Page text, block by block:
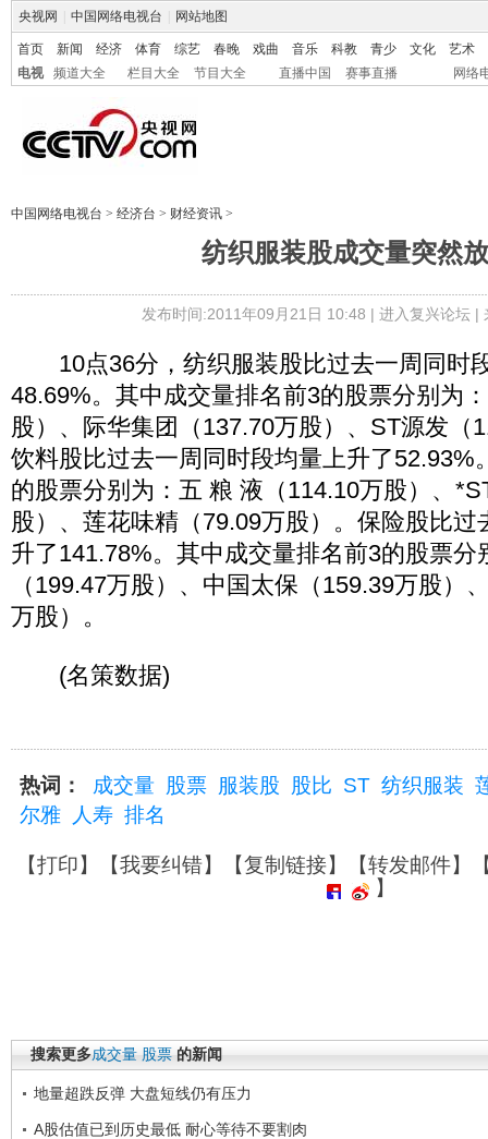
央视网 中国网络电视台 网站地图
首页 新闻 经济 体育 综艺 春晚 戏曲 音乐 科教 青少 文化
艺术
电视
频道大全 栏目大全 节目大全 直播中国 赛事直播 网络
中国网络电视台 > 经济台 > 财经资讯 >
纺织服装股成交量突然
发布时间:2011年09月21日 10:48 | 进入复兴论坛|
10点36分，纺织服装股比过去一周同时
48.69%。其中成交量排名前3的股票分别为
股）、际华集团（137.70万股）、ST源发（
饮料股比过去一周同时段均量上升了52.93%
的股票分别为：五 粮 液（114.10万股）、
股）、莲花味精（79.09万股）。保险股比过
升了141.78%。其中成交量排名前3的股票分
（199.47万股）、中国太保（159.39万股）
万股）。
(名策数据)
热词： 成交量 股票 服装股 股比 ST 纺织服装
尔雅
人寿 排名
【打印】【我要纠错】【复制链接】【转发邮件】
】
搜索更多成交量 股票 的新闻
地量超跌反弹 大盘短线仍有压力
A股估值已到历史最低 耐心等待不要割肉